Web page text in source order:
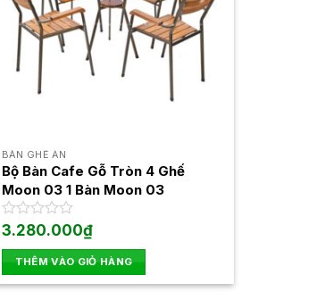
BÀN GHẾ ĂN
Bộ Bàn Cafe Gỗ Tròn 4 Ghế
Moon 03 1 Bàn Moon 03
Được
hạng
0
5
3.280.000₫
THÊM VÀO GIỎ HÀNG